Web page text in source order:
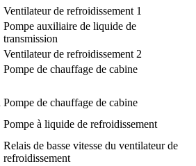
Ventilateur de refroidissement 1
Pompe auxiliaire de liquide de
transmission
Ventilateur de refroidissement 2
Pompe de chauffage de cabine
Pompe de chauffage de cabine
Pompe à liquide de refroidissement
Relais de basse vitesse du ventilateur de
refroidissement